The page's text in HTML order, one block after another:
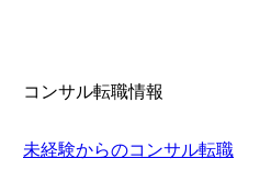
全面的に禁止 ・禁煙サポート
件 以下いずれかのご経験をお
験2年以上 ・PMO経験2年以上
コンサル転職情報
未経験からのコンサル転職